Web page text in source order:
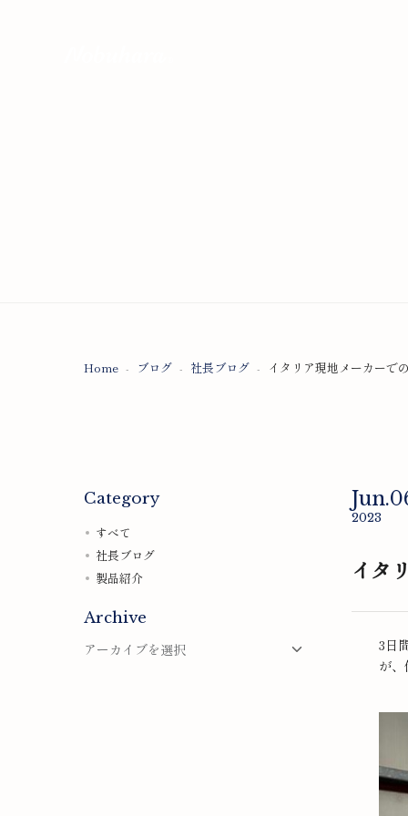
Home ブログ 社長ブログ イタリア現地メーカーで
2023
イタ
3日
が
Category
すべて
社長ブログ
製品紹介
Archive